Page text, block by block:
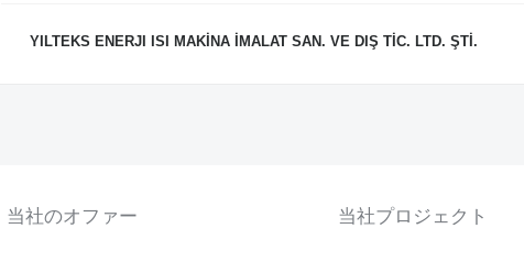
YILTEKS ENERJI ISI MAKİNA İMALAT SAN. VE DIŞ TİC. LTD. ŞTİ.
当社のオファー 当社プロジェクト